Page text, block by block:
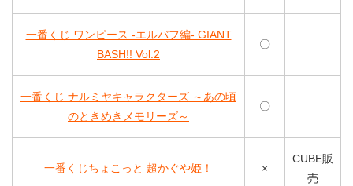
一番くじ ワンピース -エルバフ編- GIANT
BASH!! Vol.2
〇
一番くじ ナルミヤキャラクターズ ～あの頃
のときめきメモリーズ～
〇
一番くじちょこっと 超かぐや姫！ ×
CUBE販
売